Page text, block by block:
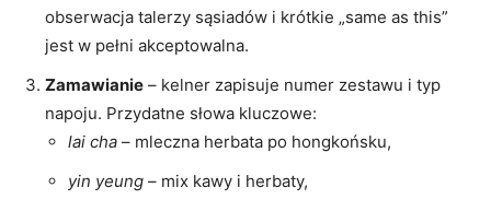
obserwacja talerzy sąsiadów i krótkie „same as this”
jest w pełni akceptowalna.
Zamawianie – kelner zapisuje numer zestawu i typ
napoju. Przydatne słowa kluczowe:
lai cha – mleczna herbata po hongkońsku,
yin yeung – mix kawy i herbaty,